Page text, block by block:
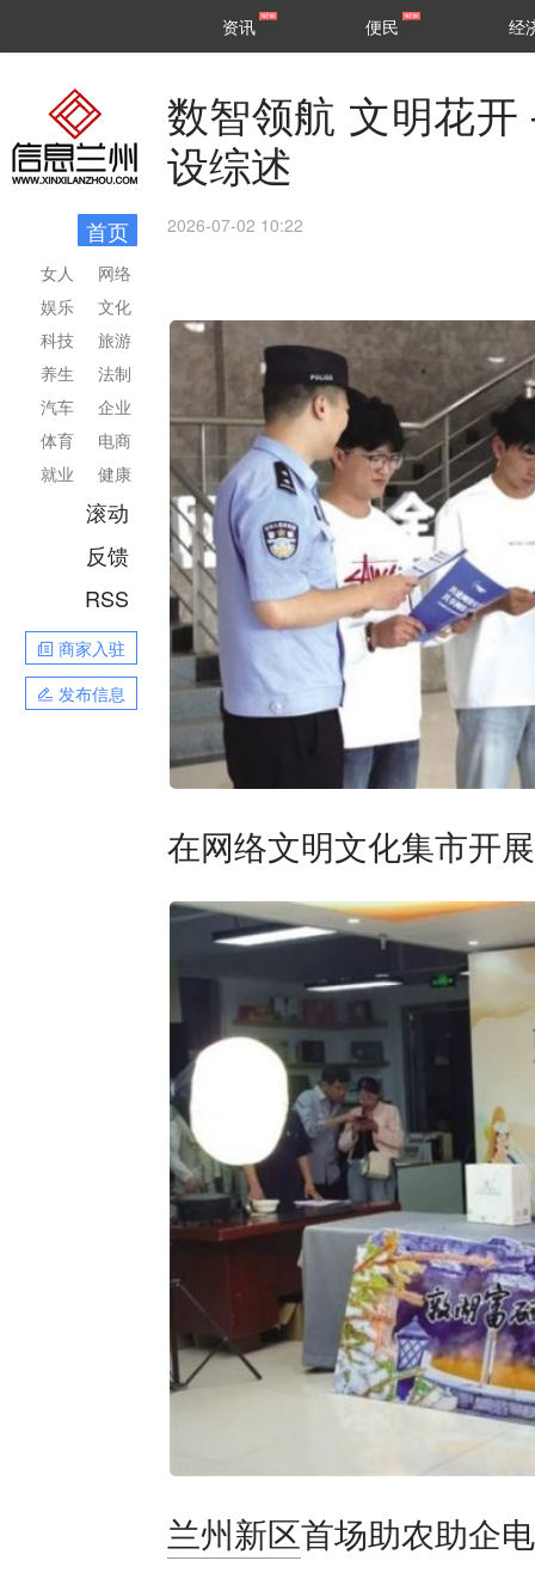
区县
资讯 便民 经
首页
网络
文化
旅游
法制
企业
电商
健康
女人
娱乐
科技
养生
汽车
体育
就业
滚动
反馈
RSS
商家入驻
发布信息
数智领航 文明花
设综述
2026-07-02 10:22
在网络文明文化集市开
兰州新区首场助农助企